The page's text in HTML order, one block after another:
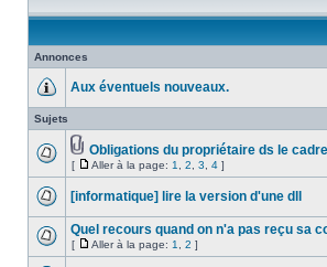
Annonces
Aux éventuels nouveaux.
Sujets
Obligations du propriétaire ds le
[ Aller à la page: 1 2 3 4 ]
[informatique] lire la version d'une dll
Quel recours quand on n'a pas reçu sa
[ Aller à la page: 1 2 ]